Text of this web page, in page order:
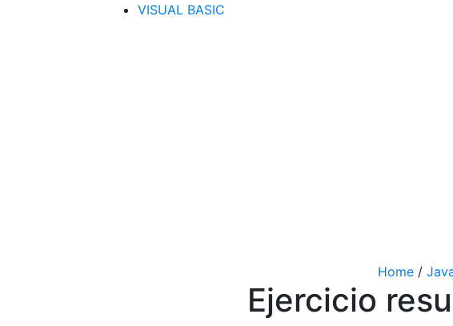
VISUAL BASIC
Home/
Ejercicio